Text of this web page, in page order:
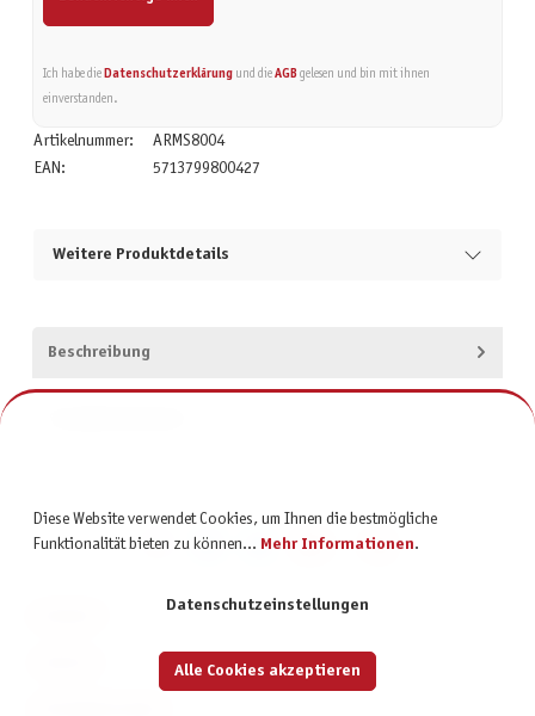
Ich habe die Datenschutzerklärungund die AGBgelesen und bin mit ihnen
einverstanden.
Artikelnummer:
ARMS8004
EAN:
5713799800427
Weitere Produktdetails
Beschreibung
Diese Website verwendet Cookies, um Ihnen die bestmögliche
Funktionalität bieten zu können... Mehr Informationen.
Datenschutzeinstellungen
Alle Cookies akzeptieren